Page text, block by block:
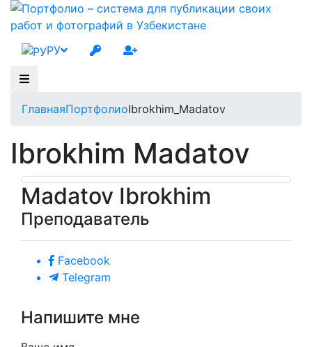
РУ
ГлавнаяПортфолиоIbrokhim_Madatov
Ibrokhim Madatov
Madatov Ibrokhim
Преподаватель
Facebook
Telegram
Напишите мне